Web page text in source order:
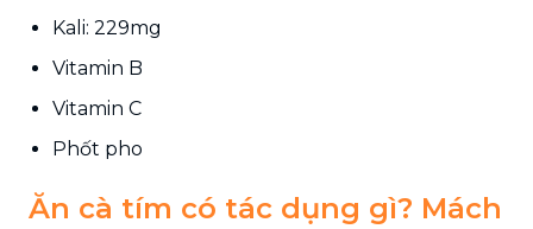
Kali: 229mg
Vitamin B
Vitamin C
Phốt pho
Ăn cà tím có tác dụng gì? Mách